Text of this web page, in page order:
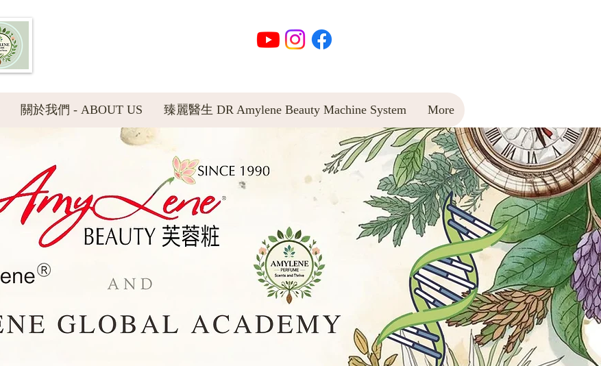
關於我們 - ABOUT US 臻麗醫生 DR Amylene Beauty Machine System More